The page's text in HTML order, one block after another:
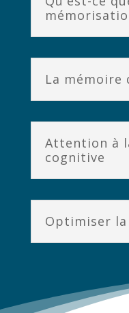
La mémoire
Attention à
cognitive
Optimiser